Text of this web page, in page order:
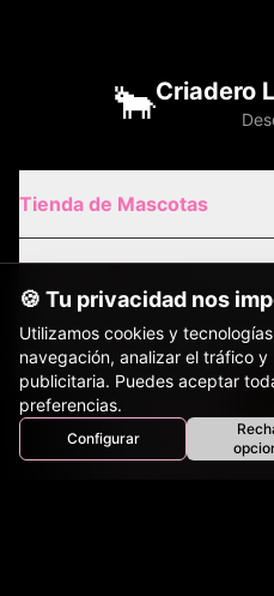
Inicio Perros
🐂Criadero
Tienda de Mascotas
Gatos de Raza
Envíos Nacionales
🍪 Tu privacidad nos
Utilizamos cookies y
navegación, analizar el tráfico
publicitaria. Puedes aceptar
preferencias.
Configurar